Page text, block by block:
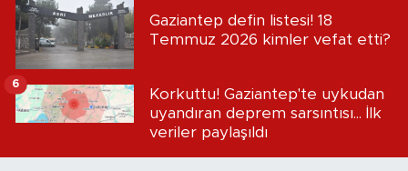
Gaziantep defin listesi! 18
Temmuz 2026 kimler vefat etti?
Korkuttu! Gaziantep'te uykudan
uyandıran deprem sarsıntısı... İlk
veriler paylaşıldı
6